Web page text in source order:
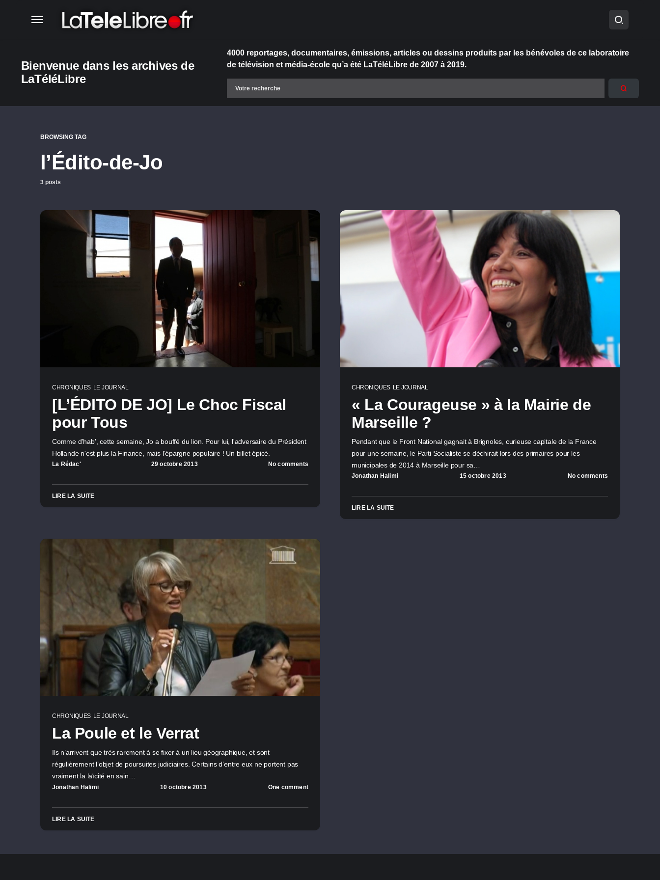
Bienvenue dans les archives de
LaTéléLibre
4000 reportages, documentaires, émissions, articles ou dessins produits par les bénévoles de ce laboratoire
de télévision et média-école qu’a été LaTéléLibre de 2007 à 2019.
BROWSING TAG
l’Édito-de-Jo
3 posts
CHRONIQUES LE JOURNAL
[L’ÉDITO DE JO] Le Choc Fiscal
pour Tous
Comme d'hab', cette semaine, Jo a bouffé du lion. Pour lui, l'adversaire du Président
Hollande n'est plus la Finance, mais l'épargne populaire ! Un billet épicé.
La Rédac' 29 octobre 2013 No comments
LIRE LA SUITE
CHRONIQUES LE JOURNAL
« La Courageuse » à la Mairie de
Marseille ?
Pendant que le Front National gagnait à Brignoles, curieuse capitale de la France
pour une semaine, le Parti Socialiste se déchirait lors des primaires pour les
municipales de 2014 à Marseille pour sa…
Jonathan Halimi 15 octobre 2013 No comments
LIRE LA SUITE
CHRONIQUES LE JOURNAL
La Poule et le Verrat
Ils n’arrivent que très rarement à se fixer à un lieu géographique, et sont
régulièrement l’objet de poursuites judiciaires. Certains d’entre eux ne portent pas
vraiment la laïcité en sain…
Jonathan Halimi 10 octobre 2013 One comment
LIRE LA SUITE